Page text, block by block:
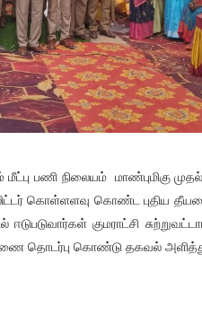
மீட்பு பணி நிலையம் மாண்புமிகு
கொள்ளளவு கொண்ட புதிய
குமராட்சி
தொடர்பு கொண்டு தகவல்